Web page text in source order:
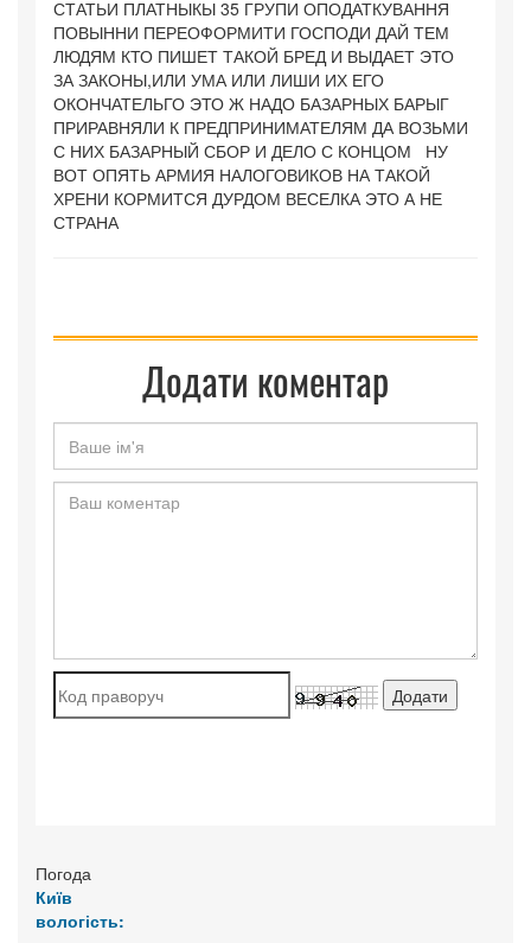
СТАТЬИ ПЛАТНЫКЫ 35 ГРУПИ ОПОДАТКУВАННЯ
ПОВЫННИ ПЕРЕОФОРМИТИ ГОСПОДИ ДАЙ ТЕМ
ЛЮДЯМ КТО ПИШЕТ ТАКОЙ БРЕД И ВЫДАЕТ ЭТО
ЗА ЗАКОНЫ,ИЛИ УМА ИЛИ ЛИШИ ИХ ЕГО
ОКОНЧАТЕЛЬГО ЭТО Ж НАДО БАЗАРНЫХ БАРЫГ
ПРИРАВНЯЛИ К ПРЕДПРИНИМАТЕЛЯМ ДА ВОЗЬМИ
С НИХ БАЗАРНЫЙ СБОР И ДЕЛО С КОНЦОМ НУ
ВОТ ОПЯТЬ АРМИЯ НАЛОГОВИКОВ НА ТАКОЙ
ХРЕНИ КОРМИТСЯ ДУРДОМ ВЕСЕЛКА ЭТО А НЕ
СТРАНА
Додати коментар
Погода
Київ
вологість: